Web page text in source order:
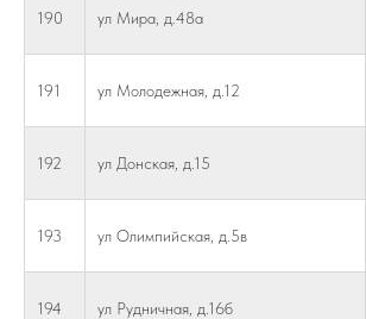
190 ул Мира, д.48а
191 ул Молодежная, д.12
192 ул Донская, д.15
193 ул Олимпийская, д.5в
194 ул Рудничная, д.16б